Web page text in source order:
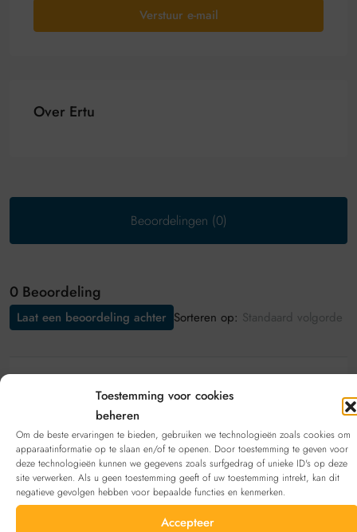
Toestemming voor cookies
beheren
Om de beste ervaringen te bieden, gebruiken we technologieën zoals cookies om
apparaatinformatie op te slaan en/of te openen. Door toestemming te geven voor
deze technologieën kunnen we gegevens zoals surfgedrag of unieke ID's op deze
site verwerken. Als u geen toestemming geeft of uw toestemming intrekt, kan dit
negatieve gevolgen hebben voor bepaalde functies en kenmerken.
Accepteer
Verstuur e-mail
Over Ertu
Beoordelingen (0)
0 Beoordeling
Sorteren op: Standaard volgorde
Laat een beoordeling achter
Bekijk deze aanbieding
account?Registreren
Neem contact op met